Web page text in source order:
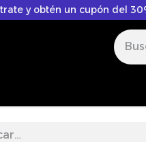
y obtén un cupón del